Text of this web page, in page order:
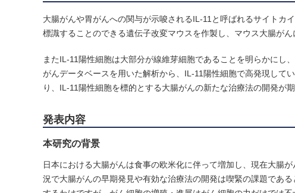
大腸がんや胃がんへの関与が示唆されるIL-11と呼ばれるサイトカ
標識することのできる遺伝子改変マウスを作製し、マウス大腸が
またIL-11陽性細胞は大部分が線維芽細胞であることを明らかにし
がんデータベースを用いた解析から、IL-11陽性細胞で高発現して
り、IL-11陽性細胞を標的とする大腸がんの新たな治療法の開発が期
発表内容
本研究の背景
日本における大腸がんは食事の欧米化に伴って増加し、現在大腸
況で大腸がんの早期発見や有効な治療法の開発は喫緊の課題であ